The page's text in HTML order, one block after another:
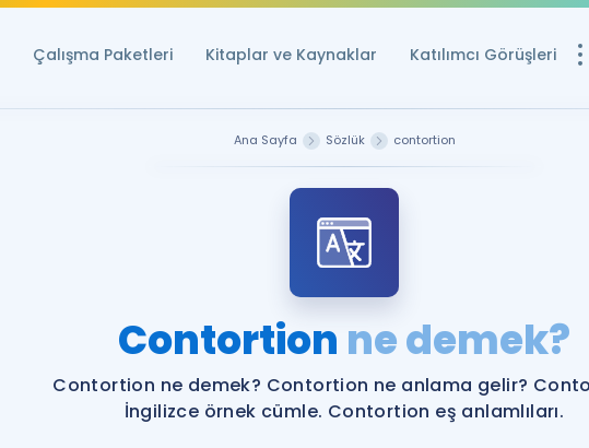
Çalışma Paketleri Kitaplar ve Kaynaklar Katılımcı Görüşleri
YDS ve YÖKDİL
YDS ve YÖKDİL'e
Ana Sayfa Sözlük contortion
Contortion ne demek?
Contortion ne demek? Contortion ne anlama gelir?
İngilizce örnek cümle. Contortion eş anlamlıları.